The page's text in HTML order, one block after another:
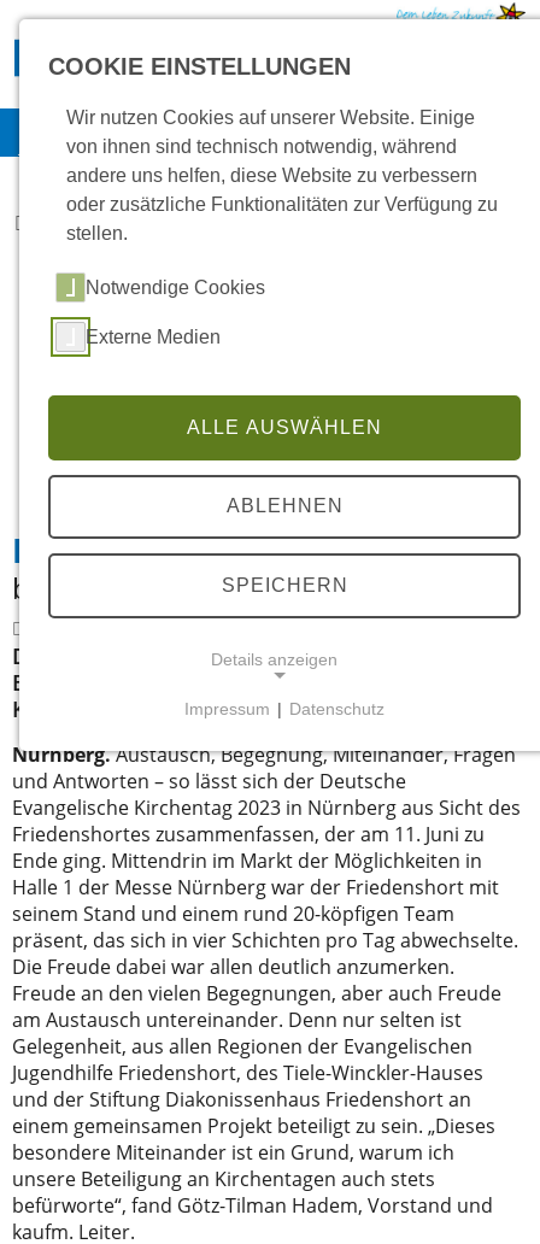
Direkt zur Hauptnavigation springen
Direkt zum Inhalt springen
Aktuelles Kontakt Multimedia
Intranet
HomeAktuelles
Kreativer Austausch und
berührende Begegnungen
Der Friedenshort zieht ein positives Fazit seiner
Beteiligung beim Deutschen Evangelischen
Kirchentag in Nürnberg.
Nürnberg.Austausch, Begegnung, Miteinander, Fragen
und Antworten – so lässt sich der Deutsche
Evangelische Kirchentag 2023 in Nürnberg aus Sicht des
Friedenshortes zusammenfassen, der am 11. Juni zu
Ende ging. Mittendrin im Markt der Möglichkeiten in
Halle 1 der Messe Nürnberg war der Friedenshort mit
seinem Stand und einem rund 20-köpfigen Team
präsent, das sich in vier Schichten pro Tag abwechselte.
Die Freude dabei war allen deutlich anzumerken.
Freude an den vielen Begegnungen, aber auch Freude
am Austausch untereinander. Denn nur selten ist
Gelegenheit, aus allen Regionen der Evangelischen
Jugendhilfe Friedenshort, des Tiele-Winckler-Hauses
und der Stiftung Diakonissenhaus Friedenshort an
einem gemeinsamen Projekt beteiligt zu sein. „Dieses
besondere Miteinander ist ein Grund, warum ich
unsere Beteiligung an Kirchentagen auch stets
befürworte“, fand Götz-Tilman Hadem, Vorstand und
kaufm. Leiter.
COOKIE EINSTELLUNGEN
Wir nutzen Cookies auf unserer Website. Einige
von ihnen sind technisch notwendig, während
andere uns helfen, diese Website zu verbessern
oder zusätzliche Funktionalitäten zur Verfügung zu
stellen.
Notwendige Cookies
Externe Medien
ALLE AUSWÄHLEN
ABLEHNEN
SPEICHERN
Details anzeigen
Notwendige Cookies ermöglichen
grundlegende Funktionen und sind für die
einwandfreie Funktion der Website
erforderlich.
Einverständnis-Cookie
Name:
cookie_consent
Zweck:
Dieser Cookie speichert die ausgewählten
Einverständnis-Optionen des Benutzers
Cookie Laufzeit:
1 Jahr
Impressum | Datenschutz